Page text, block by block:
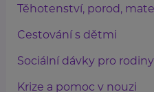
Těhotenství, porod,
Cestování s dětmi
Sociální dávky pro rodiny
Krize a pomoc v nouzi